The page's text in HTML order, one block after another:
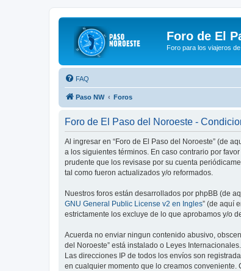
Foro de El
Foro para los viajeros
FAQ
Paso NW Foros
Foro de El Paso del Noroeste -
Al ingresar en “Foro de El Paso del Noroeste” (de
a los siguientes términos. En caso contrario por
prudente que los revisase por su cuenta
tal como fueron actualizados y/o reformados.
Nuestros foros están desarrollados por phpBB (de
GNU General Public License v2 en Ingles” (de aquí
estrictamente los excluye de lo que aprobamos y/o
Acuerda no enviar ningun contenido abusivo,
del Noroeste” está instalado o Leyes
Las direcciones IP de todos los envíos son
en cualquier momento que lo creamos